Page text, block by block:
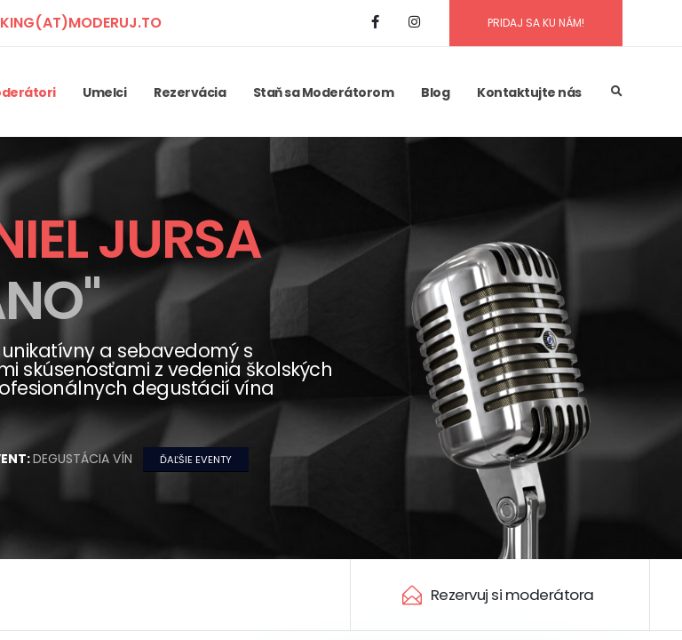
PRIDAJ SA KU NÁM!
Umelci Rezervácia Staň sa Moderátorom Blog Kontaktujte nás
JURSA
a sebavedomý s
skúsenosťami z vedenia školských
degustácií vína
DEGUSTÁCIA VÍN ĎAĽŠIE EVENTY
Rezervuj si moderátora